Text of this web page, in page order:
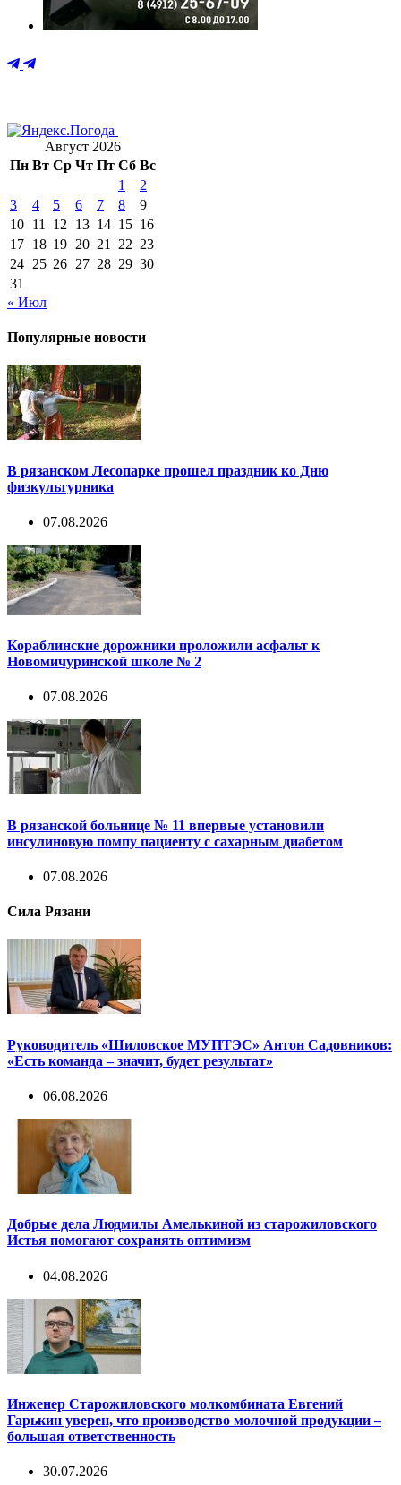
Август 2026
Пн Вт Ср Чт Пт Сб Вс
1
2
3
4 5 6 7 8
9
10 11 12 13 14 15 16
17 18 19 20 21 22 23
24 25 26 27 28 29 30
31
« Июл
Популярные новости
В рязанском Лесопарке прошел праздник ко Дню
физкультурника
07.08.2026
Кораблинские дорожники проложили асфальт к
Новомичуринской школе № 2
07.08.2026
В рязанской больнице № 11 впервые установили
инсулиновую помпу пациенту с сахарным диабетом
07.08.2026
Сила Рязани
Руководитель «Шиловское МУПТЭС» Антон Садовников:
«Есть команда – значит, будет результат»
06.08.2026
Добрые дела Людмилы Амелькиной из старожиловского
Истья помогают сохранять оптимизм
04.08.2026
Инженер Старожиловского молкомбината Евгений
Гарькин уверен, что производство молочной продукции –
большая ответственность
30.07.2026